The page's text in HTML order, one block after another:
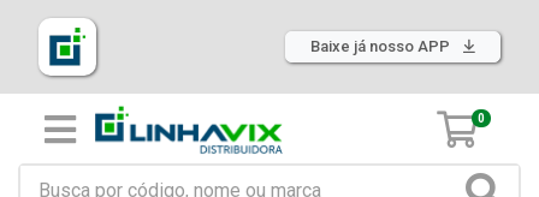
Baixe já nosso APP
0